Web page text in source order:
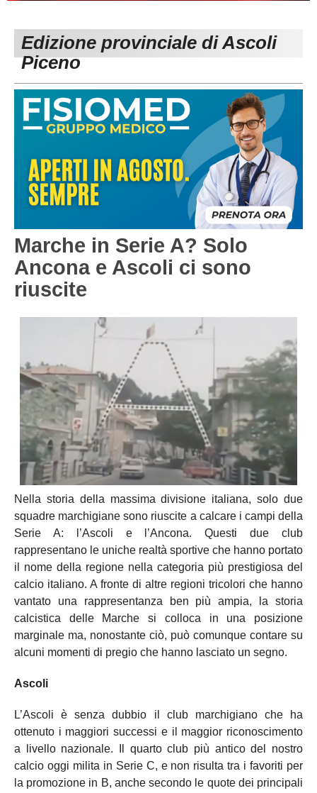
Carica la tua Rosa
1^ CATEGORIA
3^ CATEGORIA
GIOVANILI
Edizione provinciale di Ascoli
Piceno
Marche in Serie A? Solo
Ancona e Ascoli ci sono
riuscite
Nella storia della massima divisione italiana, solo due
squadre marchigiane sono riuscite a calcare i campi della
Serie A: l’Ascoli e l’Ancona. Questi due club
rappresentano le uniche realtà sportive che hanno portato
il nome della regione nella categoria più prestigiosa del
calcio italiano. A fronte di altre regioni tricolori che hanno
vantato una rappresentanza ben più ampia, la storia
calcistica delle Marche si colloca in una posizione
marginale ma, nonostante ciò, può comunque contare su
alcuni momenti di pregio che hanno lasciato un segno.
Ascoli
L’Ascoli è senza dubbio il club marchigiano che ha
ottenuto i maggiori successi e il maggior riconoscimento
a livello nazionale. Il quarto club più antico del nostro
calcio oggi milita in Serie C, e non risulta tra i favoriti per
la promozione in B, anche secondo le quote dei principali